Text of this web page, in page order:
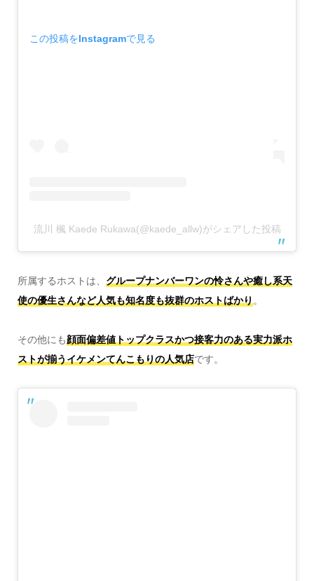
この投稿をInstagramで見る
流川 楓 Kaede Rukawa(@kaede_allw)がシェアした投稿
所属するホストは、 グループナンバーワンの怜さんや癒し系天
使の優生さんなど人気も知名度も抜群のホストばかり。
その他にも顔面偏差値トップクラスかつ接客力のある実力派ホ
ストが揃うイケメンてんこもりの人気店です。